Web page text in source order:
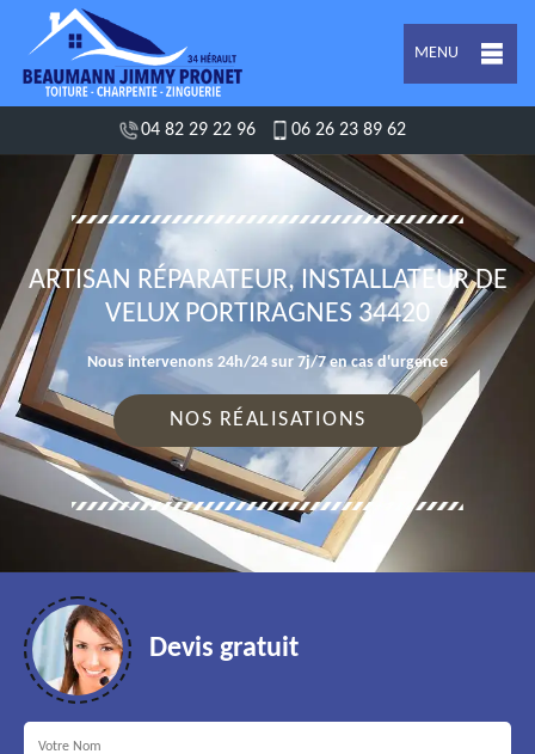
MENU
04 82 29 22 96 06 26 23 89 62
ARTISAN RÉPARATEUR, INSTALLATEUR DE
VELUX PORTIRAGNES 34420
Nous intervenons 24h/24 sur 7j/7 en cas d'urgence
NOS RÉALISATIONS
Devis gratuit